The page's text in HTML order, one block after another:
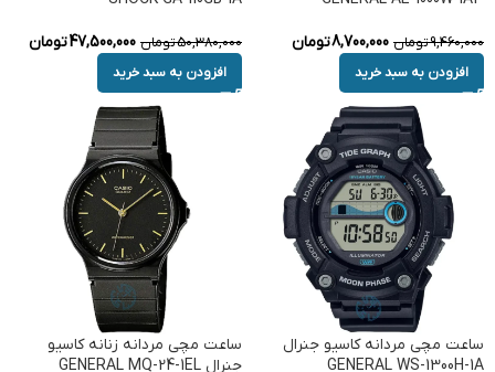
9,460,000تومان 8,700,000تومان
افزودن به سبد خرید
50,380,000تومان 47,500,000تومان
افزودن به سبد خرید
ساعت مچی مردانه کاسیو جنرال
GENERAL WS-1300H-1A
ساعت مچی مردانه زنانه کاسیو
جنرال GENERAL MQ-24-1EL